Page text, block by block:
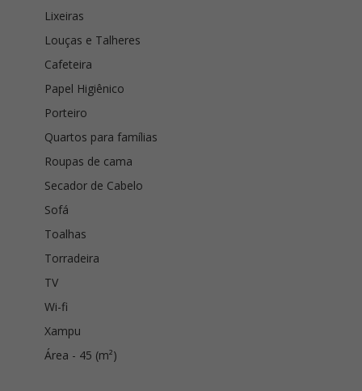
Lixeiras
Louças e Talheres
Cafeteira
Papel Higiênico
Porteiro
Quartos para famílias
Roupas de cama
Secador de Cabelo
Sofá
Toalhas
Torradeira
TV
Wi-fi
Xampu
Área - 45 (m²)